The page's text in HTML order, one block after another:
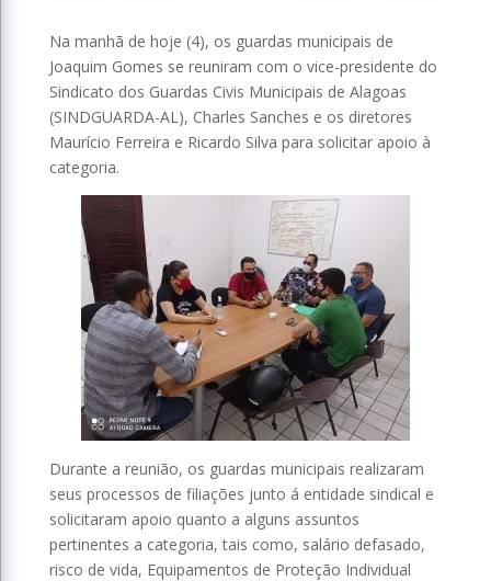
Na manhã de hoje (4), os guardas municipais de
Joaquim Gomes se reuniram com o vice-presidente do
Sindicato dos Guardas Civis Municipais de Alagoas
(SINDGUARDA-AL), Charles Sanches e os diretores
Maurício Ferreira e Ricardo Silva para solicitar apoio à
categoria.
Durante a reunião, os guardas municipais realizaram
seus processos de filiações junto á entidade sindical e
solicitaram apoio quanto a alguns assuntos
pertinentes a categoria, tais como, salário defasado,
risco de vida, Equipamentos de Proteção Individual